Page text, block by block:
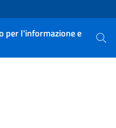
per l'informazione e
Cerca